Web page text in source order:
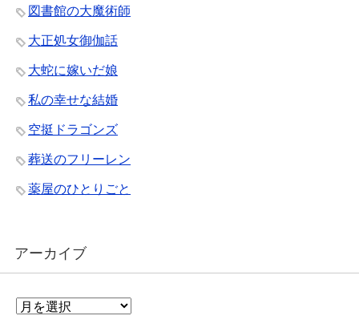
図書館の大魔術師
大正処女御伽話
大蛇に嫁いだ娘
私の幸せな結婚
空挺ドラゴンズ
葬送のフリーレン
薬屋のひとりごと
アーカイブ
ア